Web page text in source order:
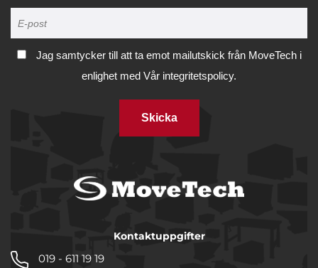
Avvisa
Jag samtycker till att ta emot mailutskick från MoveTech i
enlighet med Vår integritetspolicy.
Skicka
Kontaktuppgifter
019 - 611 19 19